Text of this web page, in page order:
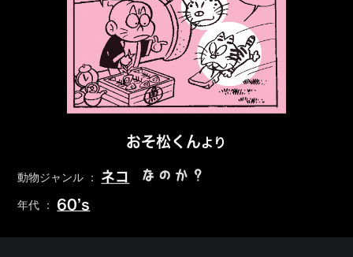
おそ松くんより
動物ジャンル ： ネコ なのか？
年代 ： 60’s